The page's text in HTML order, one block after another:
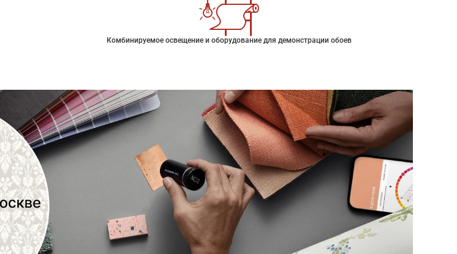
Комбинируемое освещение и оборудование для демонстрации обоев